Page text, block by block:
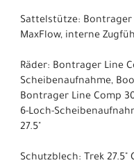
Sattelstütze: Bontrager
MaxFlow, interne
Räder: Bontrager Line
Scheibenaufnahme,
Bontrager Line Comp
6-Loch-
27.5"
Schutzblech: Trek 27.5"